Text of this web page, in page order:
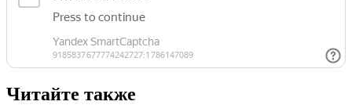
Читайте также